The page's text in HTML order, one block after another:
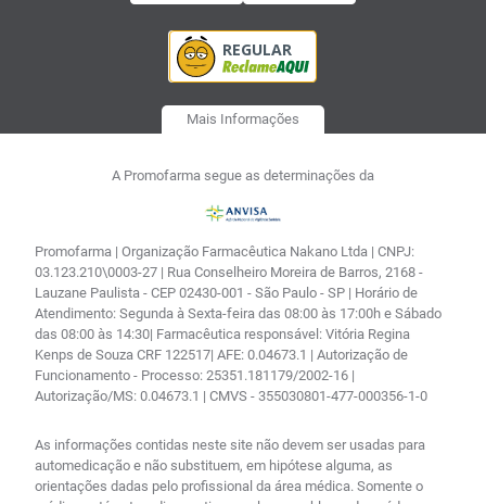
Mais Informações
A Promofarma segue as determinações da
Promofarma | Organização Farmacêutica Nakano Ltda | CNPJ:
03.123.210\0003-27 | Rua Conselheiro Moreira de Barros, 2168 -
Lauzane Paulista - CEP 02430-001 - São Paulo - SP | Horário de
Atendimento: Segunda à Sexta-feira das 08:00 às 17:00h e Sábado
das 08:00 às 14:30| Farmacêutica responsável: Vitória Regina
Kenps de Souza CRF 122517| AFE: 0.04673.1 | Autorização de
Funcionamento - Processo: 25351.181179/2002-16 |
Autorização/MS: 0.04673.1 | CMVS - 355030801-477-000356-1-0
As informações contidas neste site não devem ser usadas para
automedicação e não substituem, em hipótese alguma, as
orientações dadas pelo profissional da área médica. Somente o